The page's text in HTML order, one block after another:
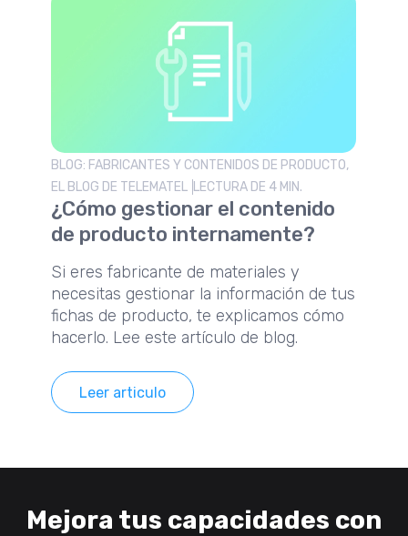
Mejora tus capacidades con
BLOG: FABRICANTES Y CONTENIDOS DE PRODUCTO,
EL BLOG DE TELEMATEL LECTURA DE 4 MIN.
¿Cómo gestionar el contenido
de producto internamente?
Si eres fabricante de materiales y
necesitas gestionar la información de tus
fichas de producto, te explicamos cómo
hacerlo. Lee este artículo de blog.
Leer articulo